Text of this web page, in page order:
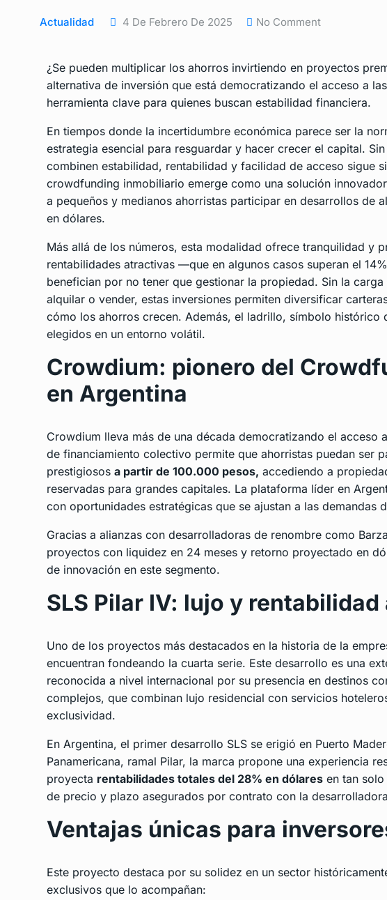
Actualidad 4 De Febrero De 2025 No Comment
¿Se pueden multiplicar los ahorros invirtiendo en proyectos
alternativa de inversión que está democratizando el acceso a
herramienta clave para quienes buscan estabilidad financiera.
En tiempos donde la incertidumbre económica parece ser la
estrategia esencial para resguardar y hacer crecer el capital.
combinen estabilidad, rentabilidad y facilidad de acceso sigue
crowdfunding inmobiliario emerge como una solución
a pequeños y medianos ahorristas participar en desarrollos de
en dólares.
Más allá de los números, esta modalidad ofrece tranquilidad y
rentabilidades atractivas —que en algunos casos superan el
benefician por no tener que gestionar la propiedad. Sin la
alquilar o vender, estas inversiones permiten diversificar
cómo los ahorros crecen. Además, el ladrillo, símbolo histórico
elegidos en un entorno volátil.
Crowdium: pionero del
en Argentina
Crowdium lleva más de una década democratizando el acceso
de financiamiento colectivo permite que ahorristas puedan ser
prestigiosos a partir de 100.000 pesos, accediendo a
reservadas para grandes capitales. La plataforma líder en
con oportunidades estratégicas que se ajustan a las demandas
Gracias a alianzas con desarrolladoras de renombre como
proyectos con liquidez en 24 meses y retorno proyectado en
de innovación en este segmento.
SLS Pilar IV: lujo y
Uno de los proyectos más destacados en la historia de la
encuentran fondeando la cuarta serie. Este desarrollo es una
reconocida a nivel internacional por su presencia en destinos
complejos, que combinan lujo residencial con servicios
exclusividad.
En Argentina, el primer desarrollo SLS se erigió en Puerto
Panamericana, ramal Pilar, la marca propone una experiencia
proyecta rentabilidades totales del 28% en dólares en tan
de precio y plazo asegurados por contrato con la
Ventajas únicas para
Este proyecto destaca por su solidez en un sector
exclusivos que lo acompañan: